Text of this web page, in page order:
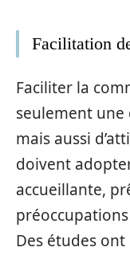
Facilitation
Faciliter la
seulement une
mais aussi
doivent
accueillante,
Des études